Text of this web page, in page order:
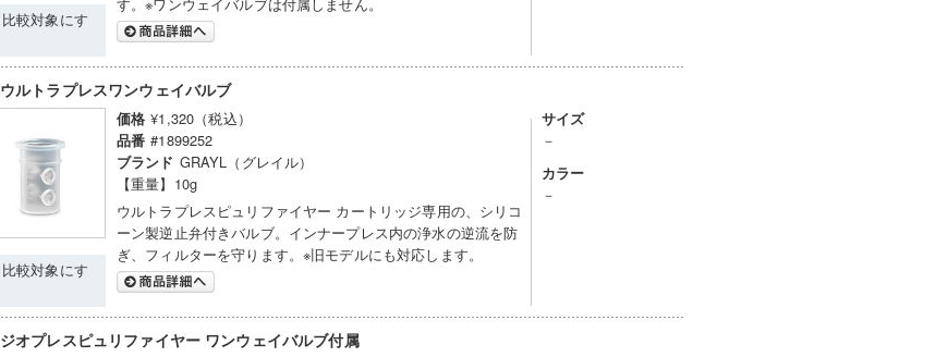
比較対象にす
ウルトラプレスワンウェイバルブ
比較対象にす
価格 ¥1,320（税込）
品番 #1899252
ブランド GRAYL（グレイル）
【重量】10g
ウルトラプレスピュリファイヤー カートリッジ専用の、シリコ
ーン製逆止弁付きバルブ。インナープレス内の浄水の逆流を防
ぎ、フィルターを守ります。※旧モデルにも対応します。
サイズ
－
カラー
－
ジオプレスピュリファイヤー ワンウェイバルブ付属